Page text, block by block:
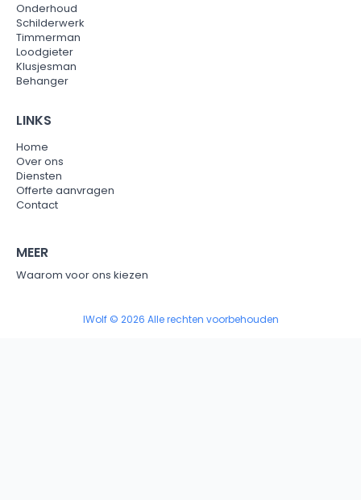
Onderhoud
Schilderwerk
Timmerman
Loodgieter
Klusjesman
Behanger
LINKS
Home
Over ons
Diensten
Offerte aanvragen
Contact
MEER
Waarom voor ons kiezen
IWolf © 2026 Alle rechten voorbehouden